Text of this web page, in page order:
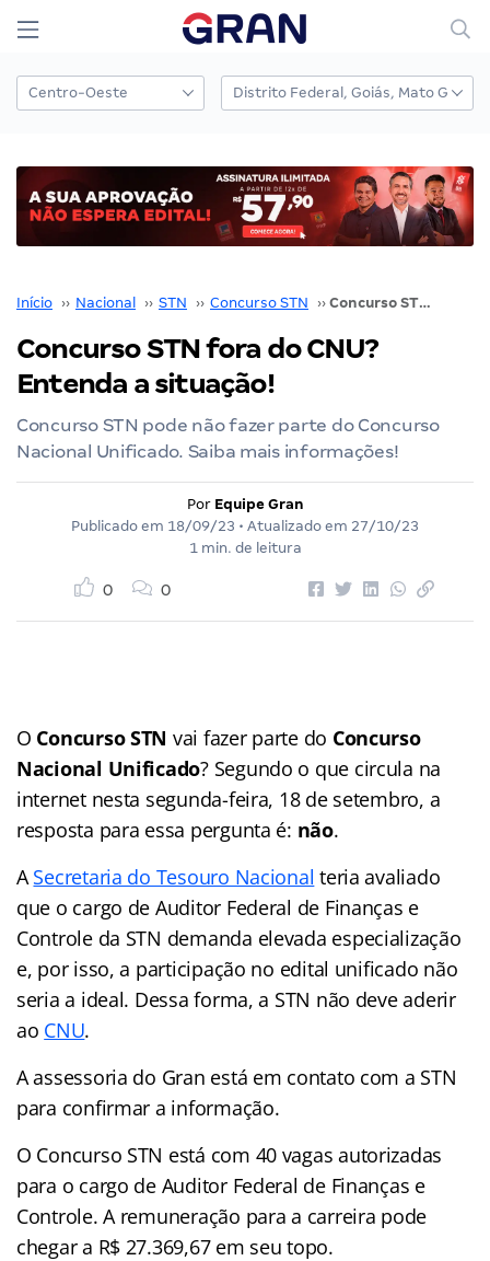
Início ›› Nacional ›› STN ›› Concurso STN ›› Concurso STN fora do CNU? Entenda a situação!
Concurso STN fora do CNU?
Entenda a situação!
Concurso STN pode não fazer parte do Concurso
Nacional Unificado. Saiba mais informações!
Por Equipe Gran
Publicado em 18/09/23 • Atualizado em 27/10/23
1 min. de leitura
0 0
O Concurso STN vai fazer parte do Concurso
Nacional Unificado? Segundo o que circula na
internet nesta segunda-feira, 18 de setembro, a
resposta para essa pergunta é: não.
ASecretaria do Tesouro Nacional teria avaliado
que o cargo de Auditor Federal de Finanças e
Controle da STN demanda elevada especialização
e, por isso, a participação no edital unificado não
seria a ideal. Dessa forma, a STN não deve aderir
ao CNU.
A assessoria do Gran está em contato com a STN
para confirmar a informação.
O Concurso STN está com 40 vagas autorizadas
para o cargo de Auditor Federal de Finanças e
Controle. A remuneração para a carreira pode
chegar a R$ 27.369,67 em seu topo.